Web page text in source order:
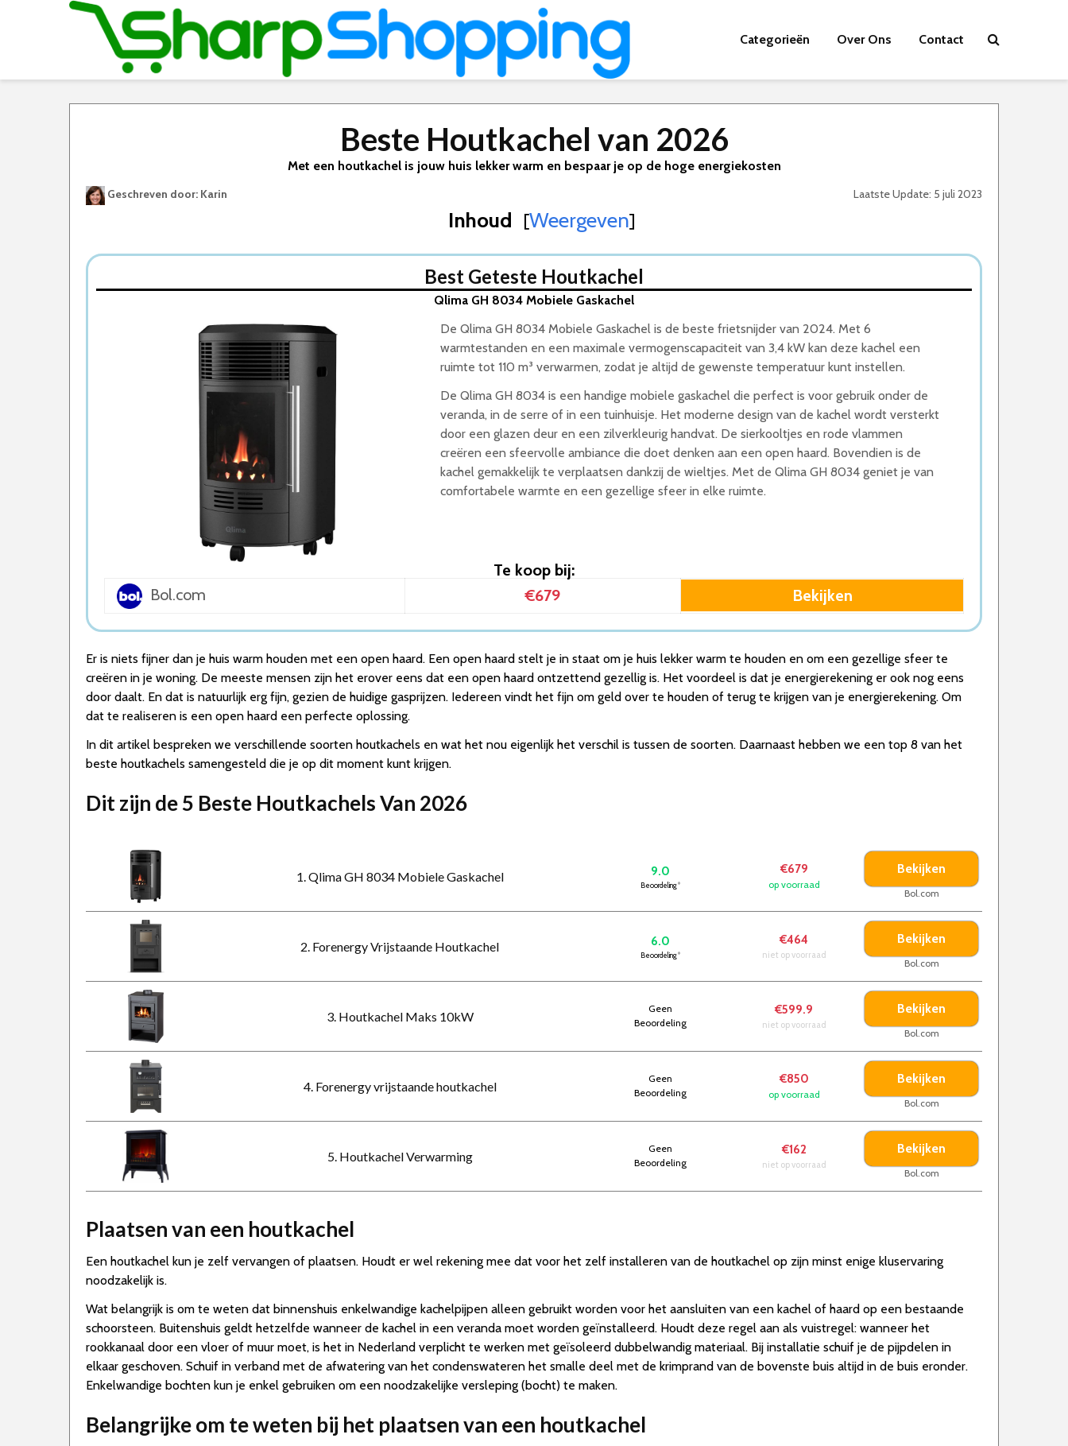
Categorieën Over Ons Contact
Beste Houtkachel van 2026
Met een houtkachel is jouw huis lekker warm en bespaar je op de hoge energiekosten
Geschreven door: Karin Laatste Update: 5 juli 2023
Inhoud [Weergeven]
3. Houtkachel Maks 10kW
4. Forenergy vrijstaande houtkachel
5. Houtkachel Verwarming
Wat is de beste Houtkachel van 2026
1. Beste Houtkachel van 2026
2. Goede Prijs-Kwaliteit Houtkachel
3. Goede kwaliteit Houtkachel
4. Stijlvolle Houtkachel
5. Beste Budget Houtkachel van 2026
Best Geteste Houtkachel
Qlima GH 8034 Mobiele Gaskachel
De Qlima GH 8034 Mobiele Gaskachel is de beste frietsnijder van 2024. Met 6
warmtestanden en een maximale vermogenscapaciteit van 3,4 kW kan deze kachel een
ruimte tot 110 m³ verwarmen, zodat je altijd de gewenste temperatuur kunt instellen.
De Qlima GH 8034 is een handige mobiele gaskachel die perfect is voor gebruik onder de
veranda, in de serre of in een tuinhuisje. Het moderne design van de kachel wordt versterkt
door een glazen deur en een zilverkleurig handvat. De sierkooltjes en rode vlammen
creëren een sfeervolle ambiance die doet denken aan een open haard. Bovendien is de
kachel gemakkelijk te verplaatsen dankzij de wieltjes. Met de Qlima GH 8034 geniet je van
comfortabele warmte en een gezellige sfeer in elke ruimte.
Te koop bij:
Bol.com
€679 Bekijken
Er is niets fijner dan je huis warm houden met een open haard. Een open haard stelt je in staat om je huis lekker warm te houden en om een gezellige sfeer te
creëren in je woning. De meeste mensen zijn het erover eens dat een open haard ontzettend gezellig is. Het voordeel is dat je energierekening er ook nog eens
door daalt. En dat is natuurlijk erg fijn, gezien de huidige gasprijzen. Iedereen vindt het fijn om geld over te houden of terug te krijgen van je energierekening. Om
dat te realiseren is een open haard een perfecte oplossing.
In dit artikel bespreken we verschillende soorten houtkachels en wat het nou eigenlijk het verschil is tussen de soorten. Daarnaast hebben we een top 8 van het
beste houtkachels samengesteld die je op dit moment kunt krijgen.
Dit zijn de 5 Beste Houtkachels Van 2026
1. Qlima GH 8034 Mobiele Gaskachel 9.0
Beoordeling*
€679
op voorraad
Bekijken
Bol.com
2. Forenergy Vrijstaande Houtkachel 6.0
Beoordeling*
€464
niet op voorraad
Bekijken
Bol.com
3. Houtkachel Maks 10kW
Geen
Beoordeling
€599.9
niet op voorraad
Bekijken
Bol.com
4. Forenergy vrijstaande houtkachel
Geen
Beoordeling
€850
op voorraad
Bekijken
Bol.com
5. Houtkachel Verwarming
Geen
Beoordeling
€162
niet op voorraad
Bekijken
Bol.com
Plaatsen van een houtkachel
Een houtkachel kun je zelf vervangen of plaatsen. Houdt er wel rekening mee dat voor het zelf installeren van de houtkachel op zijn minst enige kluservaring
noodzakelijk is.
Wat belangrijk is om te weten dat binnenshuis enkelwandige kachelpijpen alleen gebruikt worden voor het aansluiten van een kachel of haard op een bestaande
schoorsteen. Buitenshuis geldt hetzelfde wanneer de kachel in een veranda moet worden geïnstalleerd. Houdt deze regel aan als vuistregel: wanneer het
rookkanaal door een vloer of muur moet, is het in Nederland verplicht te werken met geïsoleerd dubbelwandig materiaal. Bij installatie schuif je de pijpdelen in
elkaar geschoven. Schuif in verband met de afwatering van het condenswateren het smalle deel met de krimprand van de bovenste buis altijd in de buis eronder.
Enkelwandige bochten kun je enkel gebruiken om een noodzakelijke versleping (bocht) te maken.
Belangrijke om te weten bij het plaatsen van een houtkachel